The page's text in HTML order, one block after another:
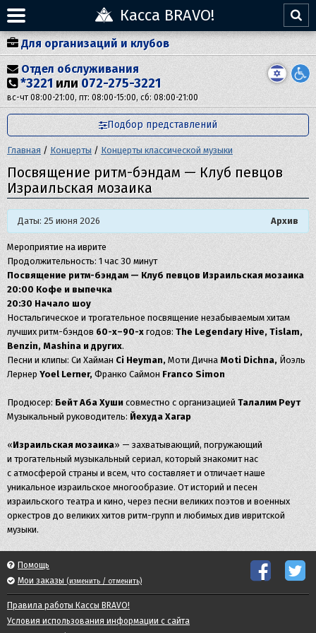
Касса BRAVO!
Для организаций и клубов
Отдел обслуживания
*3221 или 072-275-3221
вс-чт 08:00-21:00, пт: 08:00-15:00, сб: 08:00-21:00
Подбор представлений
Главная / Концерты / Концерты классической музыки
Посвящение ритм-бэндам — Клуб певцов
Израильская мозаика
Архив
Даты: 25 июня 2026
Мероприятие на иврите
Продолжительность: 1 час 30 минут
Посвящение ритм-бэндам — Клуб певцов Израильская мозаика
20:00 Кофе и выпечка
20:30 Начало шоу
Ностальгическое и трогательное посвящение незабываемым хитам
лучших ритм-бэндов 60-х–90-х годов: The Legendary Hive, Tislam,
Benzin, Mashina и других.
Песни и клипы: Си Хайман Ci Heyman, Моти Дична Moti Dichna, Йоэль
Лернер Yoel Lerner, Франко Саймон Franco Simon
Продюсер: Бейт Аба Хуши совместно с организацией Талалим Реут
Музыкальный руководитель: Йехуда Хагар
«Израильская мозаика» — захватывающий, погружающий
и трогательный музыкальный сериал, который знакомит нас
с атмосферой страны и всем, что составляет и отличает наше
уникальное израильское многообразие. От историй и песен
израильского театра и кино, через песни великих поэтов и военных
оркестров до великих хитов ритм-групп и любимых див ивритской
музыки.
Помощь
Мои заказы (изменить / отменить)
Правила работы Кассы BRAVO!
Условия использования информации с сайта